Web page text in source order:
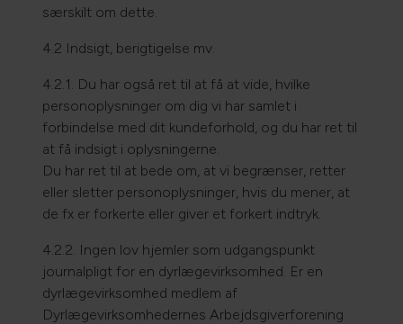
særskilt om dette.
4.2 Indsigt, berigtigelse mv.
4.2.1. Du har også ret til at få at vide, hvilke
personoplysninger om dig vi har samlet i
forbindelse med dit kundeforhold, og du har ret til
at få indsigt i oplysningerne.
Du har ret til at bede om, at vi begrænser, retter
eller sletter personoplysninger, hvis du mener, at
de fx er forkerte eller giver et forkert indtryk.
4.2.2. Ingen lov hjemler som udgangspunkt
journalpligt for en dyrlægevirksomhed. Er en
dyrlægevirksomhed medlem af
Dyrlægevirksomhedernes Arbejdsgiverforening